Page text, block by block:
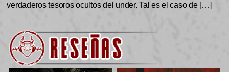
verdaderos tesoros ocultos del under. Tal es el caso de […]